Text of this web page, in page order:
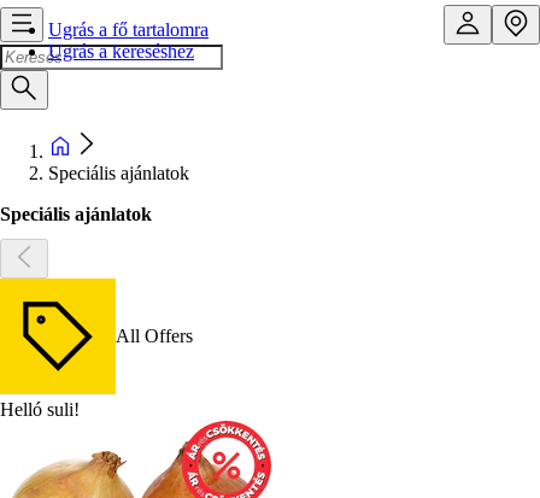
Ugrás a fő tartalomra
Ugrás a kereséshez
Speciális ajánlatok
Speciális ajánlatok
All Offers
Helló suli!